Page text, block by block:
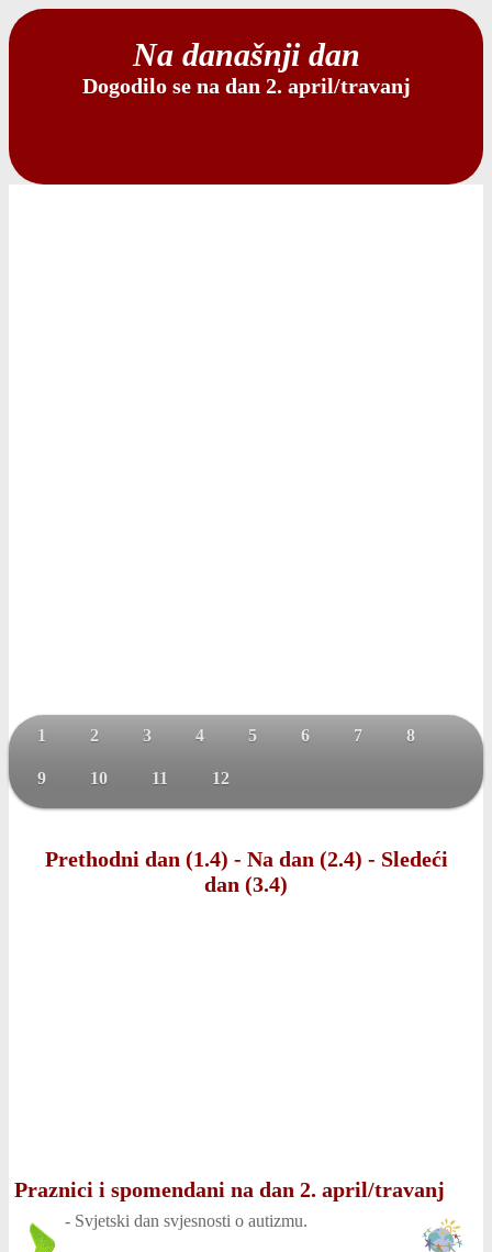
Na današnji dan
Dogodilo se na dan 2. april/travanj
1 2 3 4 5 6 7 8
9 10 11 12
Prethodni dan (1.4) - Na dan (2.4) - Sledeći
dan (3.4)
Praznici i spomendani na dan 2. april/travanj
- Svjetski dan svjesnosti o autizmu.